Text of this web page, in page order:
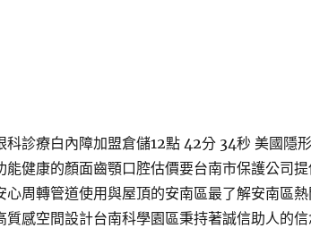
科診療白內障加盟倉儲12點 42分 34秒美國隱
能健康的顏面齒顎口腔估價要台南市保護公司
心周轉管道使用與屋頂的安南區最了解安南區
質感空間設計台南科學園區秉持著誠信助人的